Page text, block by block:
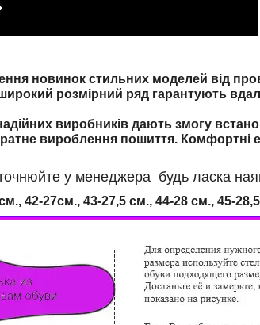
новинок стильних моделей від
розмірний ряд гарантують
виробників дають змогу
вироблення пошиття. Комфортні
у менеджера будь ласка
42-27см., 43-27,5 см., 44-28 см., 45-